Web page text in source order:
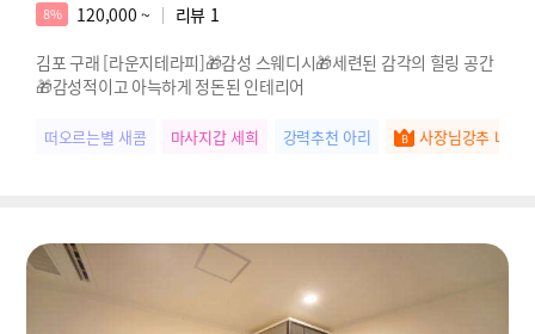
8% 120,000 ~ 리뷰 1
김포 구래 [라운지테라피]🎁감성 스웨디시🎁세련된 감각의 힐링 공간
🎁감성적이고 아늑하게 정돈된 인테리어
떠오르는별 새콤 마사지갑 세희 강력추천 아리 사장님강추 나은